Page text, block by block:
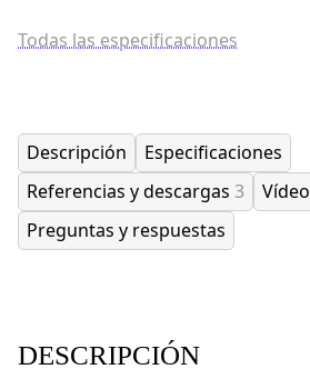
Todas las especificaciones
Descripción
Especificaciones
Referencias y descargas 3 Vídeo
Preguntas y respuestas
DESCRIPCIÓN